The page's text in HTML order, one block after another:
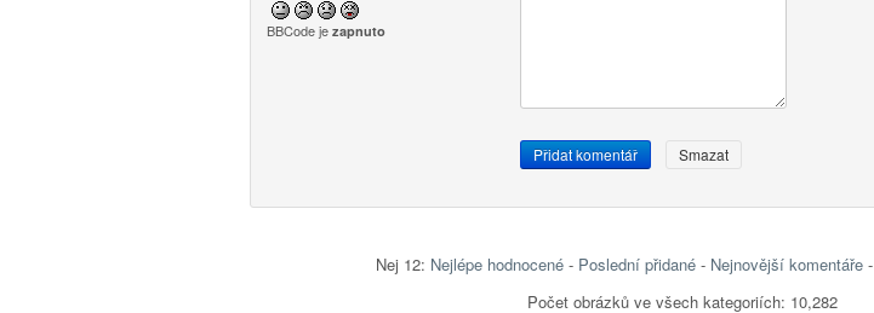
BBCode je zapnuto
Nej 12: Nejlépe hodnocené - Poslední přidané - Nejnovější komentáře -
Počet obrázků ve všech kategoriích: 10,282